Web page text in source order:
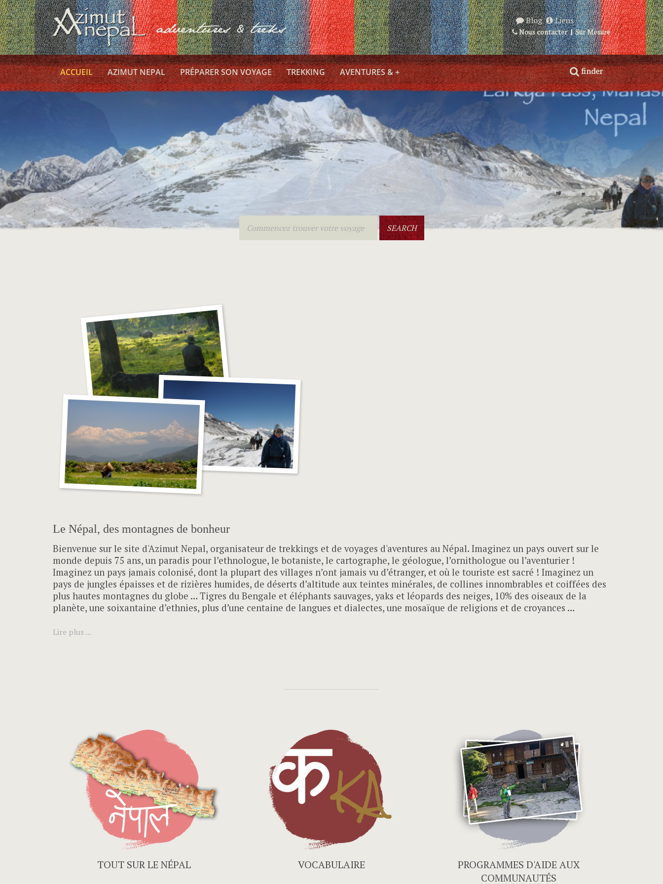
Blog Liens
Nous contacter|Sur Mesure
ACCUEIL AZIMUT NEPAL PRÉPARER SON VOYAGE TREKKING AVENTURES & + finder
Le Népal, des montagnes de bonheur
Bienvenue sur le site d'Azimut Nepal, organisateur de trekkings et de voyages d'aventures au Népal. Imaginez un pays ouvert sur le
monde depuis 75 ans, un paradis pour l’ethnologue, le botaniste, le cartographe, le géologue, l’ornithologue ou l’aventurier !
Imaginez un pays jamais colonisé, dont la plupart des villages n’ont jamais vu d’étranger, et où le touriste est sacré ! Imaginez un
pays de jungles épaisses et de rizières humides, de déserts d’altitude aux teintes minérales, de collines innombrables et coiffées des
plus hautes montagnes du globe … Tigres du Bengale et éléphants sauvages, yaks et léopards des neiges, 10% des oiseaux de la
planète, une soixantaine d’ethnies, plus d’une centaine de langues et dialectes, une mosaïque de religions et de croyances …
Lire plus ...
TOUT SUR LE NÉPAL VOCABULAIRE
PROGRAMMES D'AIDE AUX
COMMUNAUTÉS